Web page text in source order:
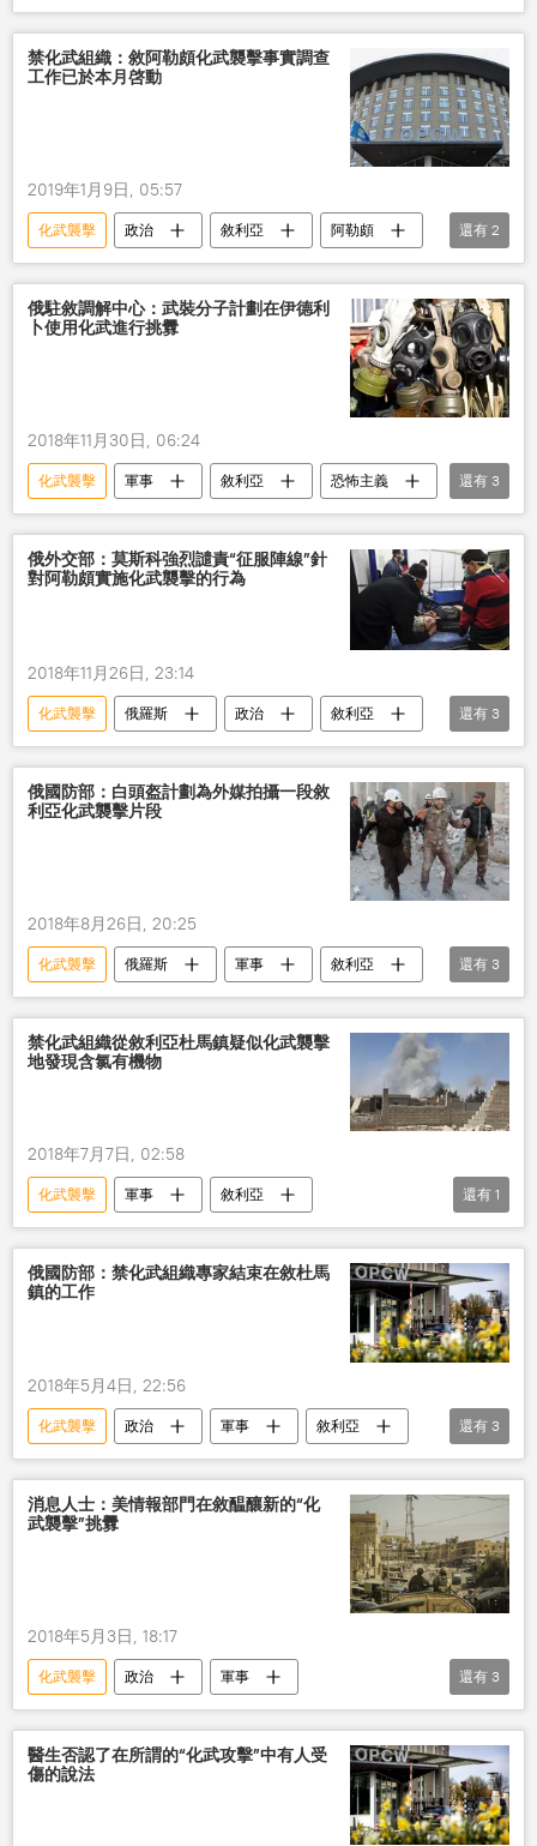
襲擊 化學武器
禁化武組織：敘阿勒頗化武襲擊事實調查
工作已於本月啓動
2019年1月9日, 05:57
化武襲擊 政治 敘利亞
阿勒頗
禁止化學武器組織
化學武器
還有 2
俄駐敘調解中心：武裝分子計劃在伊德利
卜使用化武進行挑釁
2018年11月30日, 06:24
化武襲擊 軍事 敘利亞
恐怖主義
化學武器
俄羅斯 敘利亞局勢
還有 3
俄外交部：莫斯科強烈譴責“征服陣線”針
對阿勒頗實施化武襲擊的行為
2018年11月26日, 23:14
化武襲擊 俄羅斯 政治
敘利亞
阿勒頗
俄外交部 恐怖
還有 3
俄國防部：白頭盔計劃為外媒拍攝一段敘
利亞化武襲擊片段
2018年8月26日, 20:25
化武襲擊 俄羅斯 軍事
敘利亞
白頭盔
拍攝 挑釁
還有 3
禁化武組織從敘利亞杜馬鎮疑似化武襲擊
地發現含氯有機物
2018年7月7日, 02:58
化武襲擊 軍事
敘利亞
禁止化學武器組織
還有 1
俄國防部：禁化武組織專家結束在敘杜馬
鎮的工作
2018年5月4日, 22:56
化武襲擊 政治 軍事
敘利亞
國防部
調查 禁止化學武器組織
還有 3
消息人士：美情報部門在敘醖釀新的“化
武襲擊”挑釁
2018年5月3日, 18:17
化武襲擊 政治
軍事
對敘軍事打擊
美國
敘利亞
武裝分子
還有 3
醫生否認了在所謂的“化武攻擊”中有人受
傷的說法